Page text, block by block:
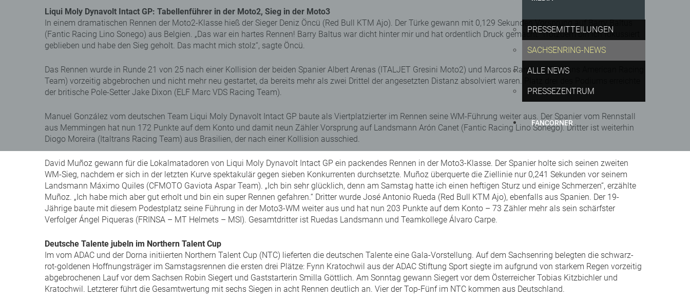
PRESSEMITTEILUNGEN
SACHSENRING-NEWS
ALLE NEWS
PRESSEZENTRUM
FANCORNER
Liqui Moly Dynavolt Intact GP: Tabellenführer in der Moto2, Sieg in der Moto3
In einem dramatischen Rennen der Moto2-Klasse hieß der Sieger Deniz Öncü (Red Bull KTM Ajo). Der Türke gewann mit 0,129 Sekunden Vorsprung auf Barry Baltus
(Fantic Racing Lino Sonego) aus Belgien. „Das war ein hartes Rennen! Barry Baltus war dicht hinter mir und hat ordentlich Druck gemacht. Trotzdem bin ich fokussiert
geblieben und habe den Sieg geholt. Das macht mich stolz“, sagte Öncü.
Das Rennen wurde in Runde 21 von 25 nach einer Kollision der beiden Spanier Albert Arenas (ITALJET Gresini Moto2) und Marcos Ramírez (Onlyfans American Racing
Team) vorzeitig abgebrochen und nicht mehr neu gestartet, da bereits mehr als zwei Drittel der angesetzten Distanz absolviert waren. Platz drei des Podiums erreichte
der britische Pole-Setter Jake Dixon (ELF Marc VDS Racing Team).
Manuel González vom deutschen Team Liqui Moly Dynavolt Intact GP baute als Viertplatzierter im Rennen seine WM-Führung weiter aus. Der Spanier vom Rennstall
aus Memmingen hat nun 172 Punkte auf dem Konto und damit neun Zähler Vorsprung auf Landsmann Arón Canet (Fantic Racing Lino Sonego). Dritter ist weiterhin
Diogo Moreira (Italtrans Racing Team) aus Brasilien, der nach einer Kollision ausschied.
David Muñoz gewann für die Lokalmatadoren von Liqui Moly Dynavolt Intact GP ein packendes Rennen in der Moto3-Klasse. Der Spanier holte sich seinen zweiten
WM-Sieg, nachdem er sich in der letzten Kurve spektakulär gegen sieben Konkurrenten durchsetzte. Muñoz überquerte die Ziellinie nur 0,241 Sekunden vor seinem
Landsmann Máximo Quiles (CFMOTO Gaviota Aspar Team). „Ich bin sehr glücklich, denn am Samstag hatte ich einen heftigen Sturz und einige Schmerzen“, erzählte
Muñoz. „Ich habe mich aber gut erholt und bin ein super Rennen gefahren.“ Dritter wurde José Antonio Rueda (Red Bull KTM Ajo), ebenfalls aus Spanien. Der 19-
Jährige baute mit diesem Podestplatz seine Führung in der Moto3-WM weiter aus und hat nun 203 Punkte auf dem Konto – 73 Zähler mehr als sein schärfster
Verfolger Ángel Piqueras (FRINSA – MT Helmets – MSI). Gesamtdritter ist Ruedas Landsmann und Teamkollege Álvaro Carpe.
Deutsche Talente jubeln im Northern Talent Cup
Im vom ADAC und der Dorna initiierten Northern Talent Cup (NTC) lieferten die deutschen Talente eine Gala-Vorstellung. Auf dem Sachsenring belegten die schwarz-
rot-goldenen Hoffnungsträger im Samstagsrennen die ersten drei Plätze: Fynn Kratochwil aus der ADAC Stiftung Sport siegte im aufgrund von starkem Regen vorzeitig
abgebrochenen Lauf vor dem Sachsen Robin Siegert und Gaststarterin Smilla Göttlich. Am Sonntag gewann Siegert vor dem Österreicher Tobias Kitzbichler und
Kratochwil. Letzterer führt die Gesamtwertung mit sechs Siegen in acht Rennen deutlich an. Vier der Top-Fünf im NTC kommen aus Deutschland.